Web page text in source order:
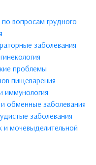
вопросам грудного
заболевания
проблемы
пищеварения
иммунология
обменные заболевания
заболевания
и мочевыделительной